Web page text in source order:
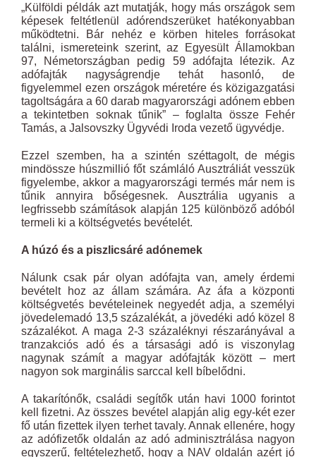
„Külföldi példák azt mutatják, hogy más országok sem
képesek feltétlenül adórendszerüket hatékonyabban
működtetni. Bár nehéz e körben hiteles forrásokat
találni, ismereteink szerint, az Egyesült Államokban
97, Németországban pedig 59 adófajta létezik. Az
adófajták nagyságrendje tehát hasonló, de
figyelemmel ezen országok méretére és közigazgatási
tagoltságára a 60 darab magyarországi adónem ebben
a tekintetben soknak tűnik” – foglalta össze Fehér
Tamás, a Jalsovszky Ügyvédi Iroda vezető ügyvédje.
Ezzel szemben, ha a szintén széttagolt, de mégis
mindössze húszmillió főt számláló Ausztráliát vesszük
figyelembe, akkor a magyarországi termés már nem is
tűnik annyira bőségesnek. Ausztrália ugyanis a
legfrissebb számítások alapján 125 különböző adóból
termeli ki a költségvetés bevételét.
A húzó és a piszlicsáré adónemek
Nálunk csak pár olyan adófajta van, amely érdemi
bevételt hoz az állam számára. Az áfa a központi
költségvetés bevételeinek negyedét adja, a személyi
jövedelemadó 13,5 százalékát, a jövedéki adó közel 8
százalékot. A maga 2-3 százaléknyi részarányával a
tranzakciós adó és a társasági adó is viszonylag
nagynak számít a magyar adófajták között – mert
nagyon sok marginális sarccal kell bíbelődni.
A takarítónők, családi segítők után havi 1000 forintot
kell fizetni. Az összes bevétel alapján alig egy-két ezer
fő után fizettek ilyen terhet tavaly. Annak ellenére, hogy
az adófizetők oldalán az adó adminisztrálása nagyon
egyszerű, feltételezhető, hogy a NAV oldalán azért jó